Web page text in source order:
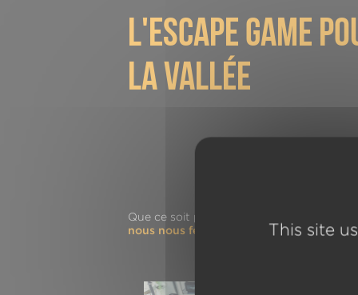
l'escape game
la vallée
Votre
Que ce soit pour un
Anniversaire, Pot
nous nous ferons un plaisir de l’organiser
This site